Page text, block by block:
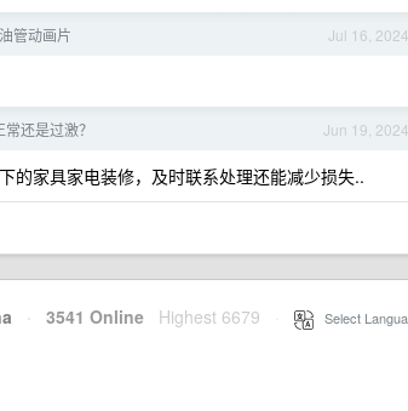
Jul 16, 2024
管动画片
Jun 19, 2024
还是过激？
的家具家电装修，及时联系处理还能减少损失..
· 3541 Online Highest 6679 Select